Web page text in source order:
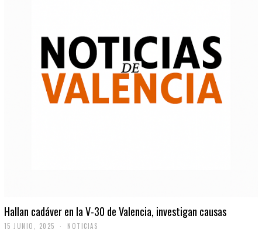
Hallan cadáver en la V-30 de Valencia, investigan causas
15 JUNIO, 2025 NOTICIAS